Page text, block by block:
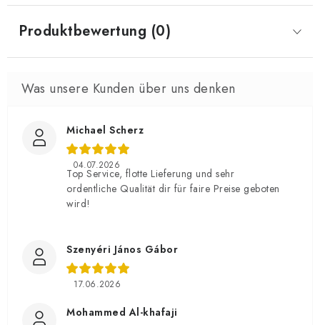
Produktbewertung (0)
Michael Scherz
04.07.2026
Top Service, flotte Lieferung und sehr
ordentliche Qualität dir für faire Preise geboten
wird!
Szenyéri János Gábor
17.06.2026
Mohammed Al-khafaji